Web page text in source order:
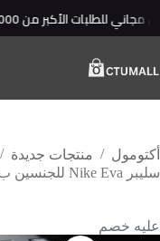
الأكبر من 2000ج
أكتومول / منتجات جديدة /
سليبر Nike Eva للجنسين ب 6 ألوان مختلفة!
عليه خصم